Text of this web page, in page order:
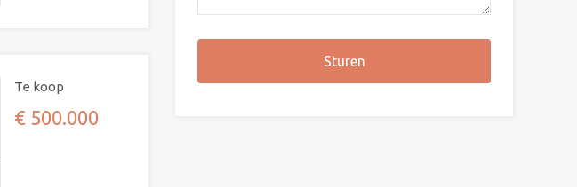
Te koop
€ 500.000